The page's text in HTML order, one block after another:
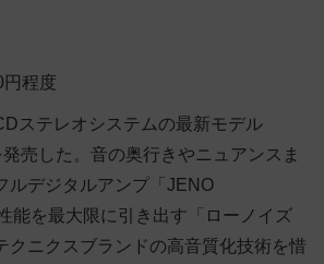
程度
ステレオシステムの最新モデル
発売した。音の奥行きやニュアンスま
ルデジタルアンプ「JENO
能を最大限に引き出す「ローノイズ
クニクスブランドの高音質化技術を惜